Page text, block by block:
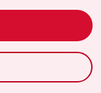
durch
ohne
Wir hatten